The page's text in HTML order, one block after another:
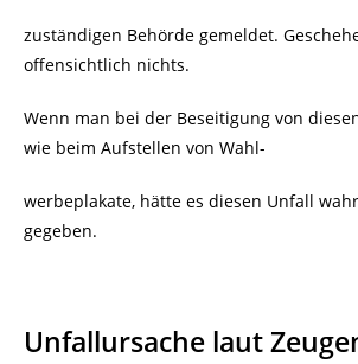
zuständigen Behörde gemeldet.
offensichtlich nichts.
Wenn man bei der Beseitigung von
wie beim Aufstellen von Wahl-
werbeplakate, hätte es diesen Unfall
gegeben.
Unfallursache laut